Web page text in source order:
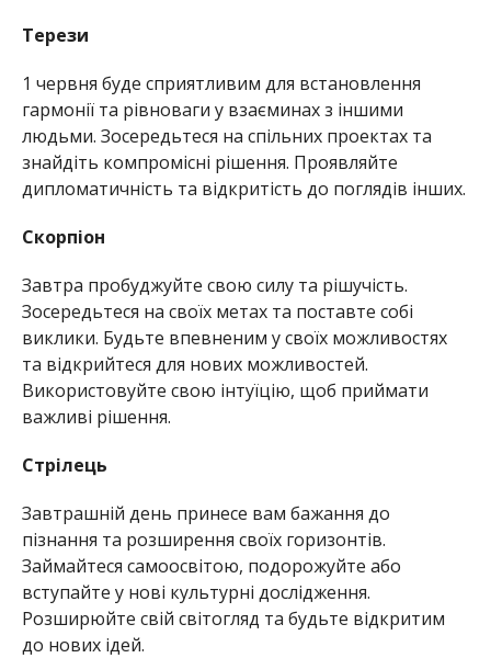
Терези
1 червня буде сприятливим для встановлення
гармонії та рівноваги у взаєминах з іншими
людьми. Зосередьтеся на спільних проектах та
знайдіть компромісні рішення. Проявляйте
дипломатичність та відкритість до поглядів інших.
Скорпіон
Завтра пробуджуйте свою силу та рішучість.
Зосередьтеся на своїх метах та поставте собі
виклики. Будьте впевненим у своїх можливостях
та відкрийтеся для нових можливостей.
Використовуйте свою інтуїцію, щоб приймати
важливі рішення.
Стрілець
Завтрашній день принесе вам бажання до
пізнання та розширення своїх горизонтів.
Займайтеся самоосвітою, подорожуйте або
вступайте у нові культурні дослідження.
Розширюйте свій світогляд та будьте відкритим
до нових ідей.